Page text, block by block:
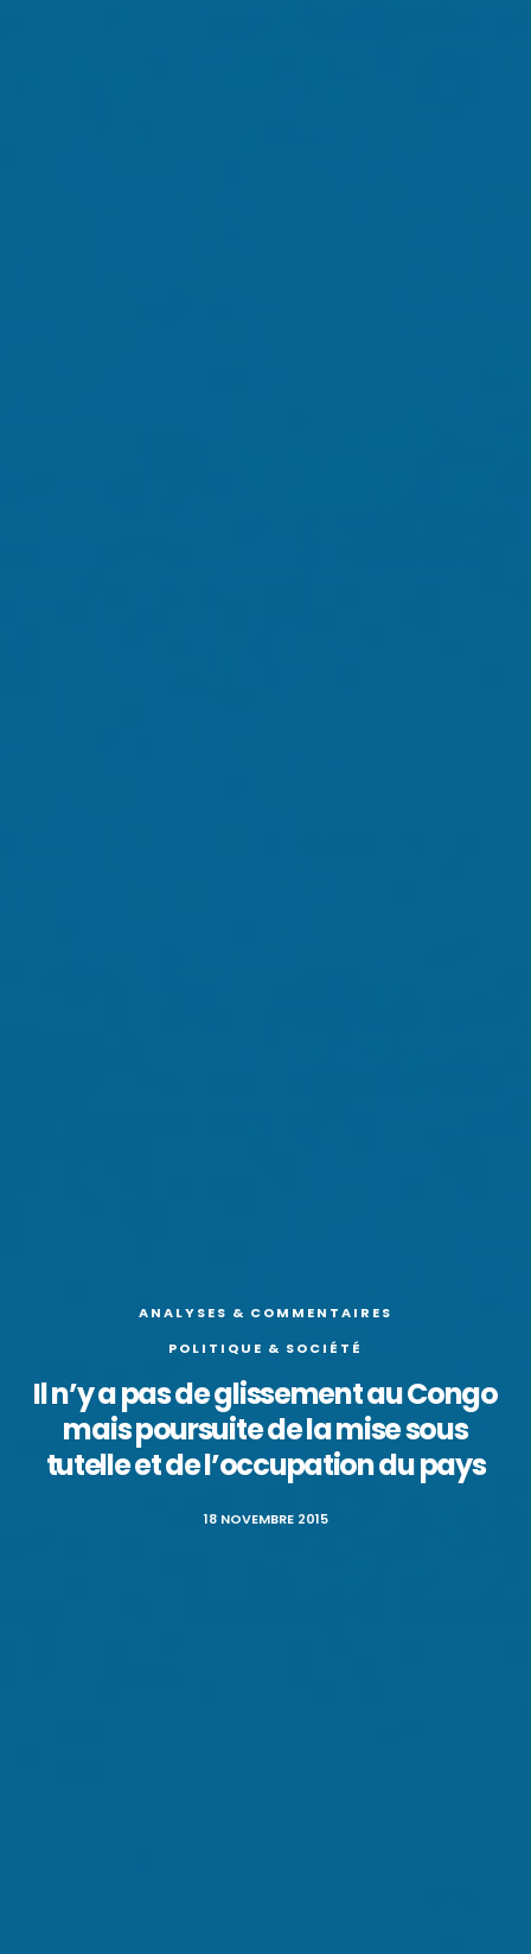
ANALYSES & COMMENTAIRES
POLITIQUE & SOCIÉTÉ
Il n’y a pas de glissement au Congo
mais poursuite de la mise sous
tutelle et de l’occupation du pays
18 NOVEMBRE 2015